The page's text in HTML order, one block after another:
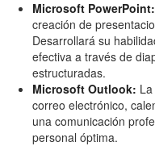
Microsoft PowerPoint:
creación de
Desarrollará su
efectiva a través de
estructuradas.
Microsoft Outlook:
correo electrónico,
una comunicación
personal óptima.